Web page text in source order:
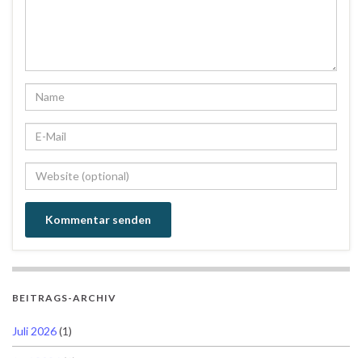
BEITRAGS-ARCHIV
Juli 2026(1)